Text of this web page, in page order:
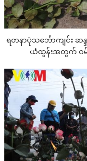
ရတနာပုံသင်္ဘောကျင်း ဆ
ယံထွန်းအတွက် ဝမ်